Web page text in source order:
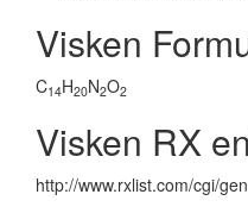
Visken
C14H20N2O2
Visken RX
http://www.rxlist.com/cgi/